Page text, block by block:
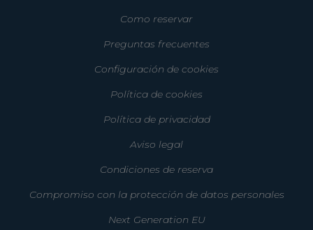
Como reservar
Preguntas frecuentes
Configuración de cookies
Política de cookies
Política de privacidad
Aviso legal
Condiciones de reserva
Compromiso con la protección de datos personales
Next Generation EU